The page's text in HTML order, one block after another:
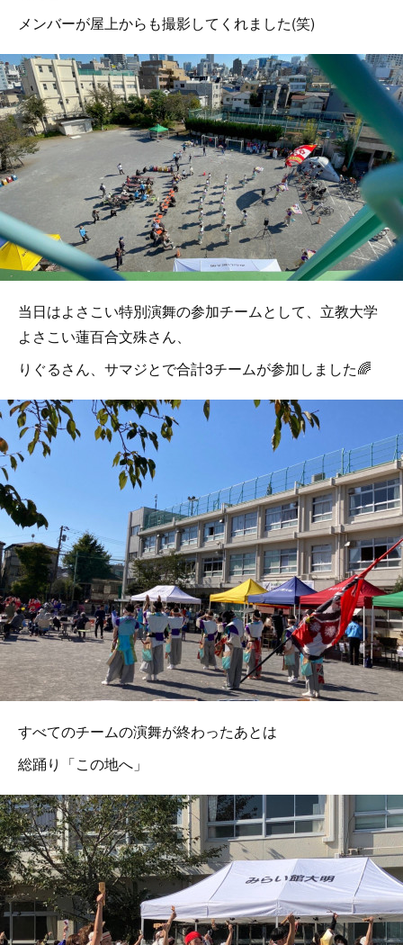
メンバーが屋上からも撮影してくれました(笑)
当日はよさこい特別演舞の参加チームとして、立教大学
よさこい蓮百合文殊さん、
りぐるさん、サマジとで合計3チームが参加しました🌈
すべてのチームの演舞が終わったあとは
総踊り「この地へ」